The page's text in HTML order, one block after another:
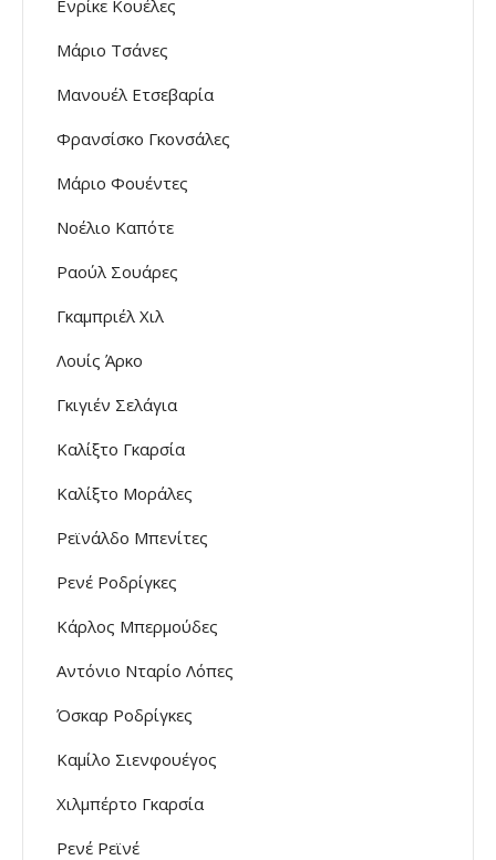
Ενρίκε Κουέλες
Μάριο Τσάνες
Μανουέλ Ετσεβαρία
Φρανσίσκο Γκονσάλες
Μάριο Φουέντες
Νοέλιο Καπότε
Ραούλ Σουάρες
Γκαμπριέλ Χιλ
Λουίς Άρκο
Γκιγιέν Σελάγια
Καλίξτο Γκαρσία
Καλίξτο Μοράλες
Ρεϊνάλδο Μπενίτες
Ρενέ Ροδρίγκες
Κάρλος Μπερμούδες
Αντόνιο Νταρίο Λόπες
Όσκαρ Ροδρίγκες
Καμίλο Σιενφουέγος
Χιλμπέρτο Γκαρσία
Ρενέ Ρεϊνέ